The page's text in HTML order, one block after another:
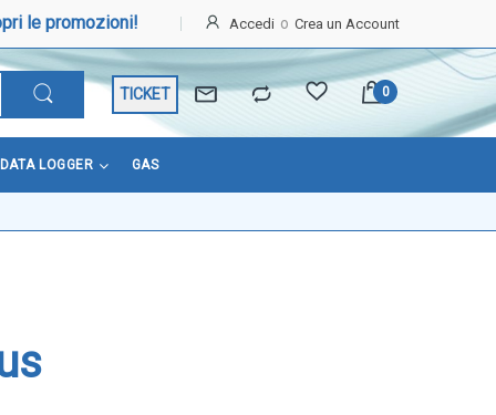
le promozioni! Accedi Crea un Account
TICKET
DATA LOGGER GAS